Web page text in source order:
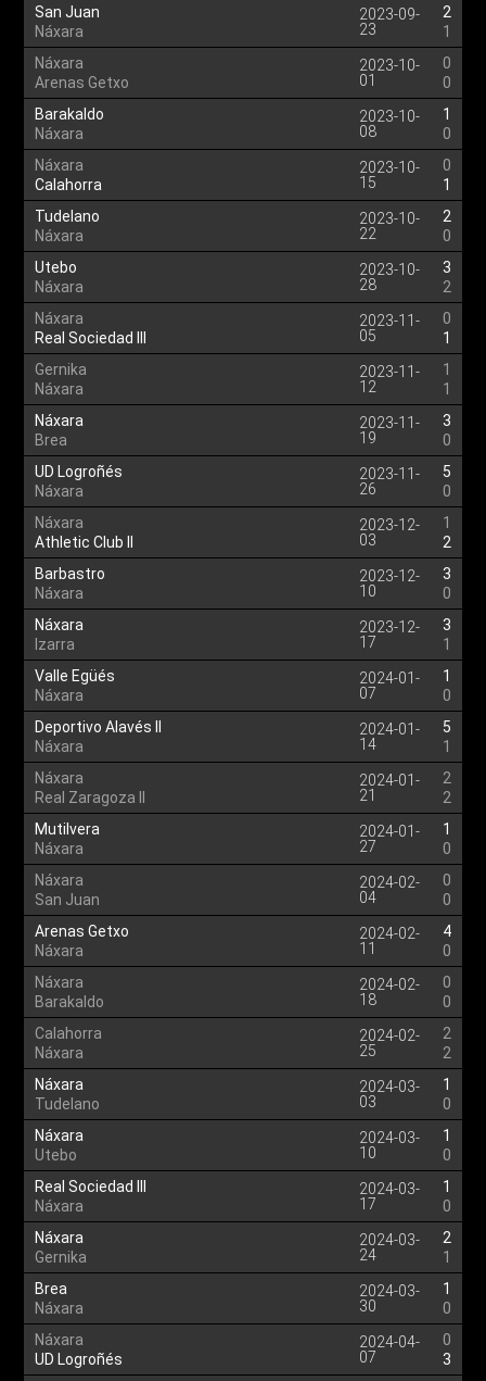
San Juan
Náxara
2023-09-
23
2
1
Náxara
Arenas Getxo
2023-10-
01
0
0
Barakaldo
Náxara
2023-10-
08
1
0
Náxara
Calahorra
2023-10-
15
0
1
Tudelano
Náxara
2023-10-
22
2
0
Utebo
Náxara
2023-10-
28
3
2
Náxara
Real Sociedad III
2023-11-
05
0
1
Gernika
Náxara
2023-11-
12
1
1
Náxara
Brea
2023-11-
19
3
0
UD Logroñés
Náxara
2023-11-
26
5
0
Náxara
Athletic Club II
2023-12-
03
1
2
Barbastro
Náxara
2023-12-
10
3
0
Náxara
Izarra
2023-12-
17
3
1
Valle Egüés
Náxara
2024-01-
07
1
0
Deportivo Alavés II
Náxara
2024-01-
14
5
1
Náxara
Real Zaragoza II
2024-01-
21
2
2
Mutilvera
Náxara
2024-01-
27
1
0
Náxara
San Juan
2024-02-
04
0
0
Arenas Getxo
Náxara
2024-02-
11
4
0
Náxara
Barakaldo
2024-02-
18
0
0
Calahorra
Náxara
2024-02-
25
2
2
Náxara
Tudelano
2024-03-
03
1
0
Náxara
Utebo
2024-03-
10
1
0
Real Sociedad III
Náxara
2024-03-
17
1
0
Náxara
Gernika
2024-03-
24
2
1
Brea
Náxara
2024-03-
30
1
0
Náxara
UD Logroñés
2024-04-
07
0
3